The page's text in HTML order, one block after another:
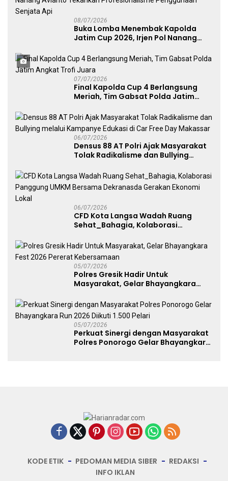
08/07/2026
Buka Lomba Menembak Kapolda
Jatim Cup 2026, Irjen Pol Nanang
Penggunaan Senjata Api
07/07/2026
Final Kapolda Cup 4 Berlangsung
Meriah, Tim Gabsat Polda Jatim
06/07/2026
Densus 88 AT Polri Ajak Masyarakat
Tolak Radikalisme dan Bullying
Free Day Makassar
06/07/2026
CFD Kota Langsa Wadah Ruang
Sehat_Bahagia, Kolaborasi
Dekranasda Gerakan Ekonomi Lokal
05/07/2026
Polres Gresik Hadir Untuk
Masyarakat, Gelar Bhayangkara
05/07/2026
Perkuat Sinergi dengan Masyarakat
Polres Ponorogo Gelar Bhayangkara
KODE ETIK PEDOMAN MEDIA SIBER
REDAKSI
INFO IKLAN